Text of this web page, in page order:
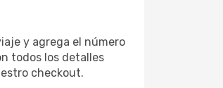
y agrega el número
todos los detalles
checkout.